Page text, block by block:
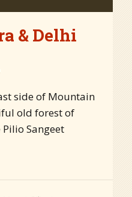
& Delhi
side of Mountain
old forest of
Sangeet